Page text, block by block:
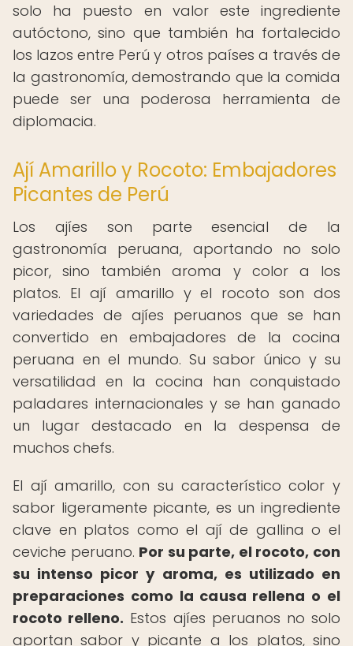
solo ha puesto en valor este ingrediente
autóctono, sino que también ha fortalecido
los lazos entre Perú y otros países a través de
la gastronomía, demostrando que la comida
puede ser una poderosa herramienta de
diplomacia.
Ají Amarillo y Rocoto: Embajadores
Picantes de Perú
Los ajíes son parte esencial de la
gastronomía peruana, aportando no solo
picor, sino también aroma y color a los
platos. El ají amarillo y el rocoto son dos
variedades de ajíes peruanos que se han
convertido en embajadores de la cocina
peruana en el mundo. Su sabor único y su
versatilidad en la cocina han conquistado
paladares internacionales y se han ganado
un lugar destacado en la despensa de
muchos chefs.
El ají amarillo, con su característico color y
sabor ligeramente picante, es un ingrediente
clave en platos como el ají de gallina o el
ceviche peruano. Por su parte, el rocoto, con
su intenso picor y aroma, es utilizado en
preparaciones como la causa rellena o el
rocoto relleno. Estos ajíes peruanos no solo
aportan sabor y picante a los platos, sino